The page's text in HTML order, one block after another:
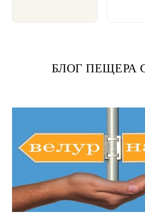
БЛОГ ПЕЩЕРА